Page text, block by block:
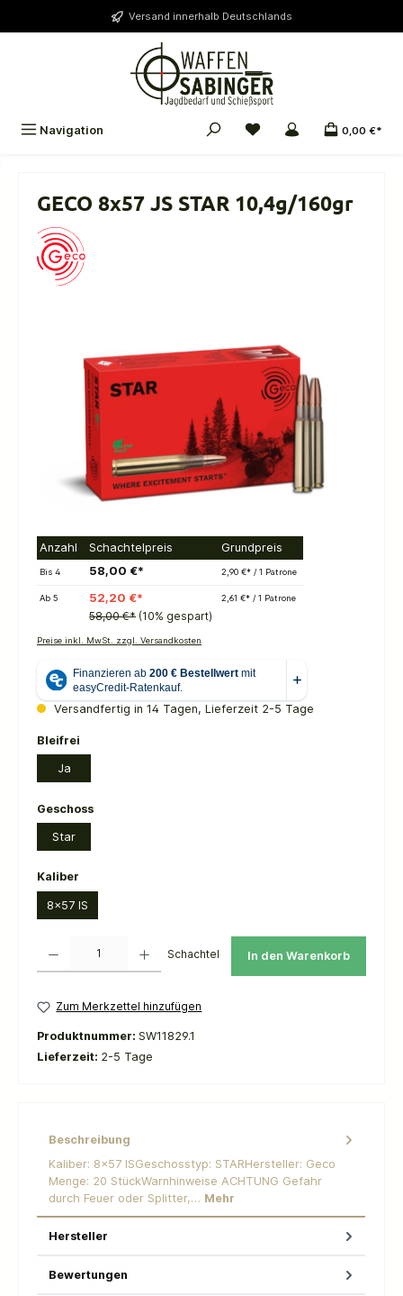
Versand innerhalb Deutschlands
Navigation 0,00 €*
GECO 8x57 JS STAR 10,4g/160gr
Anzahl Schachtelpreis Grundpreis
Bis4 58,00 €* 2,90 €* / 1 Patrone
Ab5
52,20 €*
58,00 €* (10% gespart)
2,61 €* / 1 Patrone
Preise inkl. MwSt. zzgl. Versandkosten
Versandfertig in 14 Tagen, Lieferzeit 2-5 Tage
Bleifrei
Ja
Geschossauswählen
Star
Kaliber
8x57 IS
Schachtel In den Warenkorb
Zum Merkzettel hinzufügen
Produktnummer: SW11829.1
Lieferzeit: 2-5 Tage
Beschreibung
​Kaliber: 8x57 ISGeschosstyp: STARHersteller: Geco
Menge: 20 StückWarnhinweise ACHTUNG Gefahr
durch Feuer oder Splitter,… Mehr
Hersteller
Bewertungen